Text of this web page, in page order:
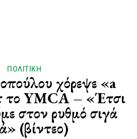
ΠΟΛΙΤΙΚΉ
χόρεψε «a
YMCA – «Έτσι
στον ρυθμό σιγά
(βίντεο)